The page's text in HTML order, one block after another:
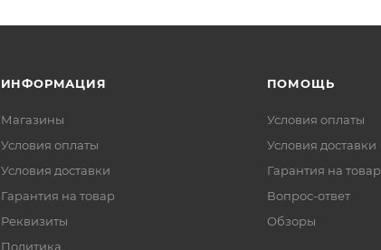
ИНФОРМАЦИЯ
Магазины
Условия оплаты
Условия доставки
Гарантия на товар
Реквизиты
Политика
ПОМОЩЬ
Условия оплаты
Условия доставки
Гарантия на товар
Вопрос-ответ
Обзоры